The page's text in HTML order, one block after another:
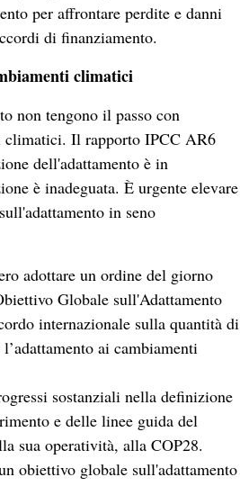
per affrontare perdite e danni
di finanziamento.
climatici
non tengono il passo con
climatici. Il rapporto IPCC AR6
dell'adattamento è in
è inadeguata. È urgente elevare
in seno
adottare un ordine del giorno
Globale sull'Adattamento
internazionale sulla quantità di
ai cambiamenti
sostanziali nella definizione
e delle linee guida del
sua operatività, alla COP28.
obiettivo globale sull'adattamento